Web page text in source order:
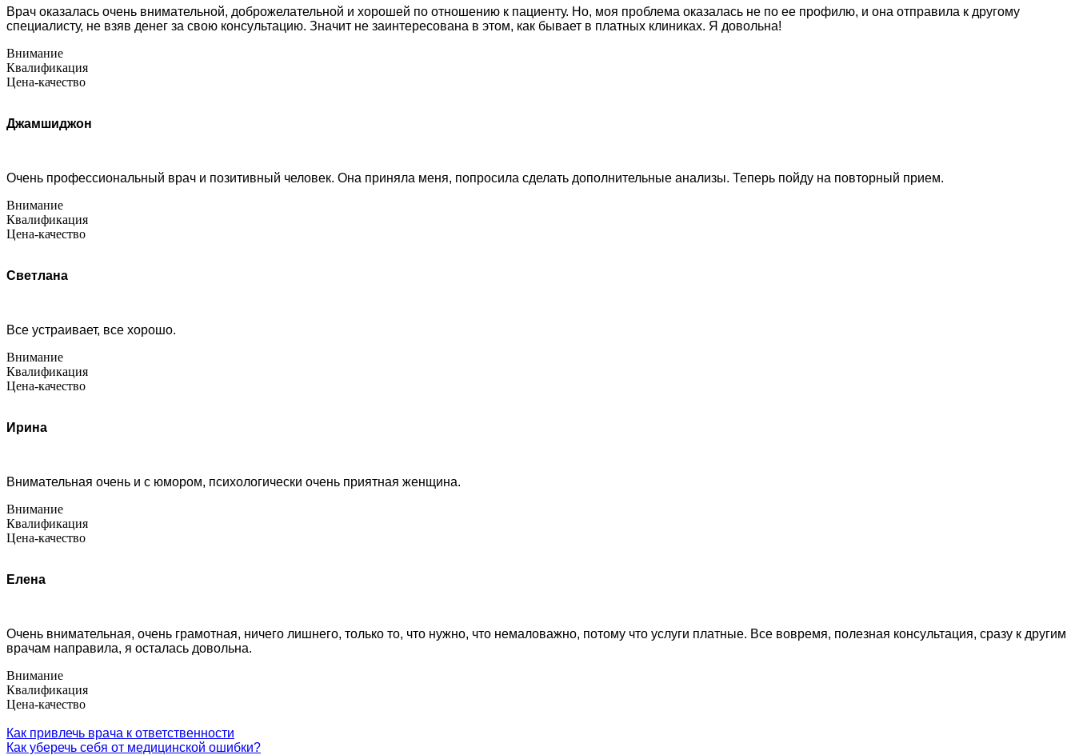
Врач оказалась очень внимательной, доброжелательной и хорошей по отношению к пациенту. Но, моя проблема оказалась не по ее профилю, и она отправила к другому
специалисту, не взяв денег за свою консультацию. Значит не заинтересована в этом, как бывает в платных клиниках. Я довольна!
Внимание
Квалификация
Цена-качество
Джамшиджон
Очень профессиональный врач и позитивный человек. Она приняла меня, попросила сделать дополнительные анализы. Теперь пойду на повторный прием.
Внимание
Квалификация
Цена-качество
Светлана
Все устраивает, все хорошо.
Внимание
Квалификация
Цена-качество
Ирина
Внимательная очень и с юмором, психологически очень приятная женщина.
Внимание
Квалификация
Цена-качество
Елена
Очень внимательная, очень грамотная, ничего лишнего, только то, что нужно, что немаловажно, потому что услуги платные. Все вовремя, полезная консультация, сразу к другим
врачам направила, я осталась довольна.
Внимание
Квалификация
Цена-качество
Как привлечь врача к ответственности
Как уберечь себя от медицинской ошибки?